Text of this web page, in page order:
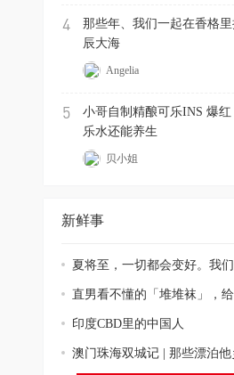
4
那些年、我们一起在香格
辰大海
Angelia
5
小哥自制精酿可乐INS 爆
乐水还能养生
贝小姐
新鲜事
夏将至，一切都会变好。我
游！直男看不懂的「堆堆袜」，
的勇气
印度CBD里的中国人
澳门珠海双城记 | 那些漂泊他